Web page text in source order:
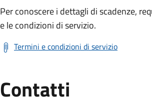
Per conoscere i dettagli di scadenze,
e le condizioni di servizio.
Termini e condizioni di servizio
Contatti